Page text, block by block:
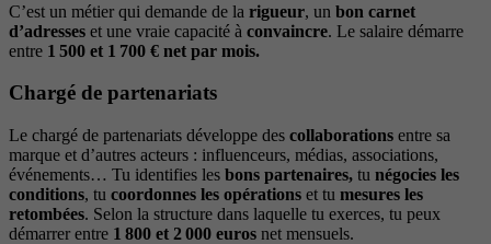
C’est un métier qui demande de la rigueur, un bon carnet
d’adresses et une vraie capacité à convaincre. Le salaire démarre
entre 1 500 et 1 700 € net par mois.
Chargé de partenariats
Le chargé de partenariats développe des collaborations entre sa
marque et d’autres acteurs : influenceurs, médias, associations,
événements… Tu identifies les bons partenaires, tu négocies les
conditions, tu coordonnes les opérations et tu mesures les
retombées. Selon la structure dans laquelle tu exerces, tu peux
démarrer entre 1 800 et 2 000 euros net mensuels.